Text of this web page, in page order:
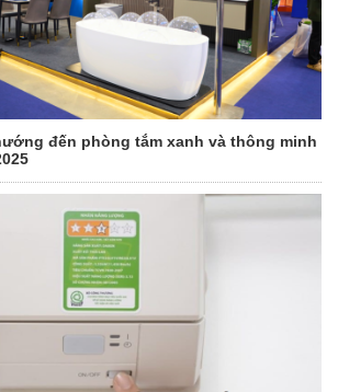
đến phòng tắm xanh và thông minh